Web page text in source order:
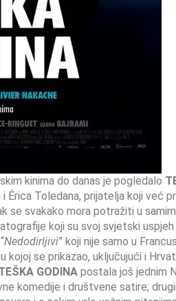
kinima do danas je pogledalo
Érica Toledana, prijatelja koji već
se svakako mora potražiti u
koji su svoj svjetski
Nedodirljivi” koji nije samo u
kojoj se prikazao, uključujući i
GODINA postala još jednim
komedije i društvene satire;